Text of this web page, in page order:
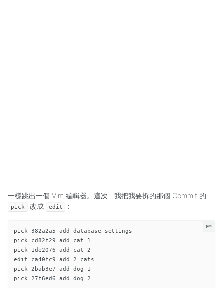
一樣跳出一個 Vim 編輯器。這次，我把我要拆的那個 Commit 的
pick 改成 edit ：
pick 382a2a5 add database settings
pick cd82f29 add cat 1
pick 1de2076 add cat 2
edit ca40fc9 add 2 cats
pick 2bab3e7 add dog 1